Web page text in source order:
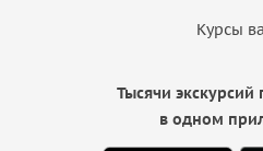
Курсы
Тысячи
в одном